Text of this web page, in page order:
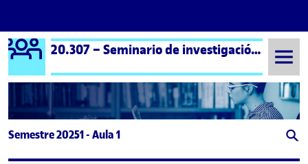
Saltar al contenido
Logo Ágora 20.307 – Seminario de investigación artística – Aula 1
Semestre 20251 - Aula 1